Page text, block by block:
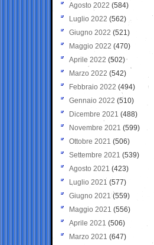
Agosto 2022 (584)
Luglio 2022 (562)
Giugno 2022 (521)
Maggio 2022 (470)
Aprile 2022 (502)
Marzo 2022 (542)
Febbraio 2022 (494)
Gennaio 2022 (510)
Dicembre 2021 (488)
Novembre 2021 (599)
Ottobre 2021 (506)
Settembre 2021 (539)
Agosto 2021 (423)
Luglio 2021 (577)
Giugno 2021(559)
Maggio 2021 (556)
Aprile 2021 (506)
Marzo 2021 (647)